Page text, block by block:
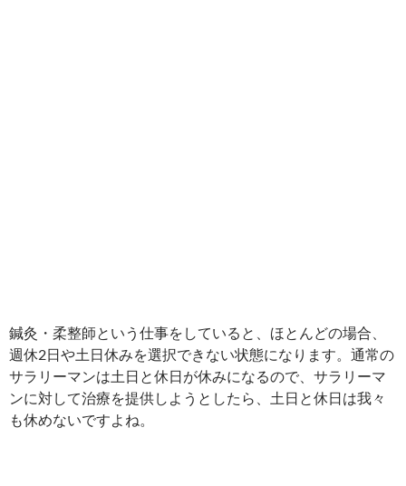
鍼灸・柔整師という仕事をしていると、ほとんどの場合、
週休2日や土日休みを選択できない状態になります。通常の
サラリーマンは土日と休日が休みになるので、サラリーマ
ンに対して治療を提供しようとしたら、土日と休日は我々
も休めないですよね。